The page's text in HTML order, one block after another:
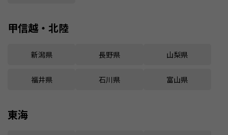
甲信越・北陸
新潟県 長野県 山梨県
福井県 石川県 富山県
東海